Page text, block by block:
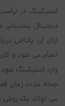
استیکینگ در
دیجیتال
ازای آن پاداش
انجام می شود و
وارد استیکینگ
جمله مدت زمان
می تواند یک روش